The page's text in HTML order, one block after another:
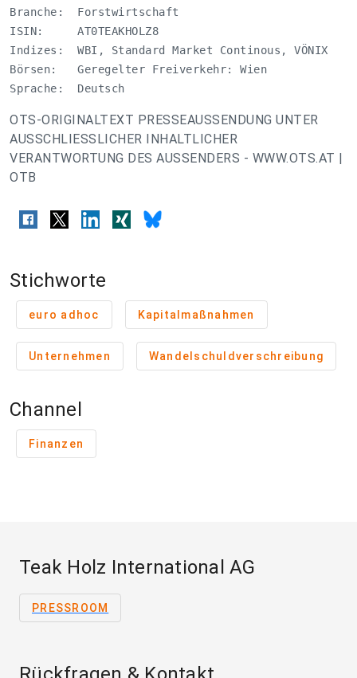
Branche:  Forstwirtschaft
ISIN:     AT0TEAKHOLZ8
Indizes:  WBI, Standard Market Continous, VÖNIX
Börsen:   Geregelter Freiverkehr: Wien
Sprache:  Deutsch
OTS-ORIGINALTEXT PRESSEAUSSENDUNG UNTER
AUSSCHLIESSLICHER INHALTLICHER
VERANTWORTUNG DES AUSSENDERS - WWW.OTS.AT |
OTB
Stichworte
euro adhoc Kapitalmaßnahmen
Unternehmen Wandelschuldverschreibung
Channel
Finanzen
Teak Holz International AG
PRESSROOM